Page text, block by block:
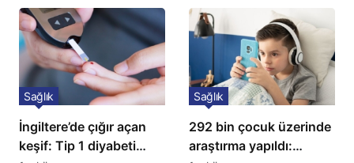
İngiltere’de çığır açan
keşif: Tip 1 diyabeti
Sağlık
292 bin çocuk üzerinde
araştırma yapıldı:
Sağlık